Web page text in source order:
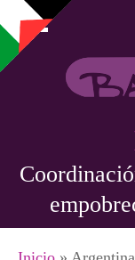
Pasar al contenido